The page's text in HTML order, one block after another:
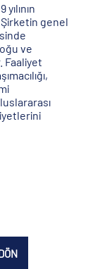
genel
ve
Faaliyet